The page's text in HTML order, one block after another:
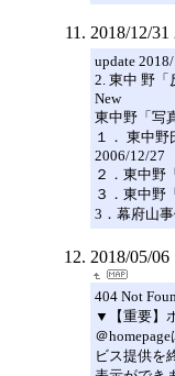
2018/12/31
update
2. 東中 野「
New
東中野「写
１． 東中
2006/12/27
２．東中野
３．東中野
3．幕府山
2018/05/06
404 Not
▼【重要】
＠
ビス提供を